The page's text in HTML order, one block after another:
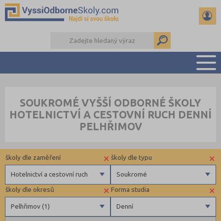
PŘÍPRAVA NA PŘIJÍMAČKY
KALENDÁŘ AKCÍ
DALŠÍ DRUHY ŠKOL
SOUKROMÉ VYŠŠÍ ODBORNÉ ŠKOLY
HOTELNICTVÍ A CESTOVNÍ RUCH DENNÍ
PELHŘIMOV
×
Denní
Forma studia
×
Pelhřimov (1)
školy dle okresů
×
Soukromé
školy dle typu
Soukromé
×
Hotelnictví a cestovní ruch
školy dle zaměření
Zdravotnické
Ekonomické